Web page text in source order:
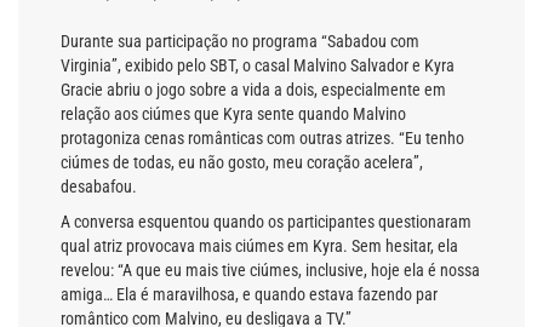
Durante sua participação no programa “Sabadou com
Virginia”, exibido pelo SBT, o casal Malvino Salvador e Kyra
Gracie abriu o jogo sobre a vida a dois, especialmente em
relação aos ciúmes que Kyra sente quando Malvino
protagoniza cenas românticas com outras atrizes. “Eu tenho
ciúmes de todas, eu não gosto, meu coração acelera”,
desabafou.
A conversa esquentou quando os participantes questionaram
qual atriz provocava mais ciúmes em Kyra. Sem hesitar, ela
revelou: “A que eu mais tive ciúmes, inclusive, hoje ela é nossa
amiga… Ela é maravilhosa, e quando estava fazendo par
romântico com Malvino, eu desligava a TV.”